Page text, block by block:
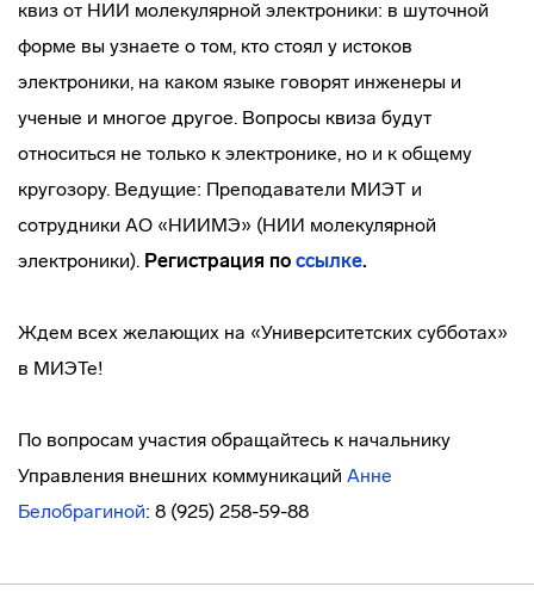
квиз от НИИ молекулярной электроники: в шуточной
форме вы узнаете о том, кто стоял у истоков
электроники, на каком языке говорят инженеры и
ученые и многое другое. Вопросы квиза будут
относиться не только к электронике, но и к общему
кругозору. Ведущие: Преподаватели МИЭТ и
сотрудники АО «НИИМЭ» (НИИ молекулярной
электроники). Регистрация по ссылке.
Ждем всех желающих на «Университетских субботах»
в МИЭТе!
По вопросам участия обращайтесь к начальнику
Управления внешних коммуникаций Анне
Белобрагиной: 8 (925) 258-59-88